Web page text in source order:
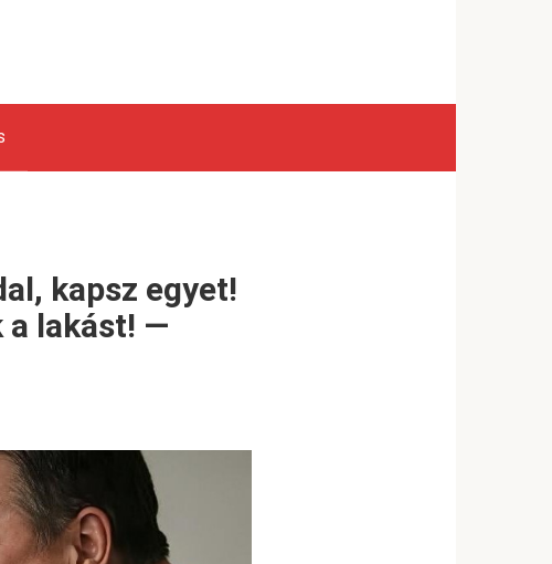
kapsz egyet!
a lakást! —